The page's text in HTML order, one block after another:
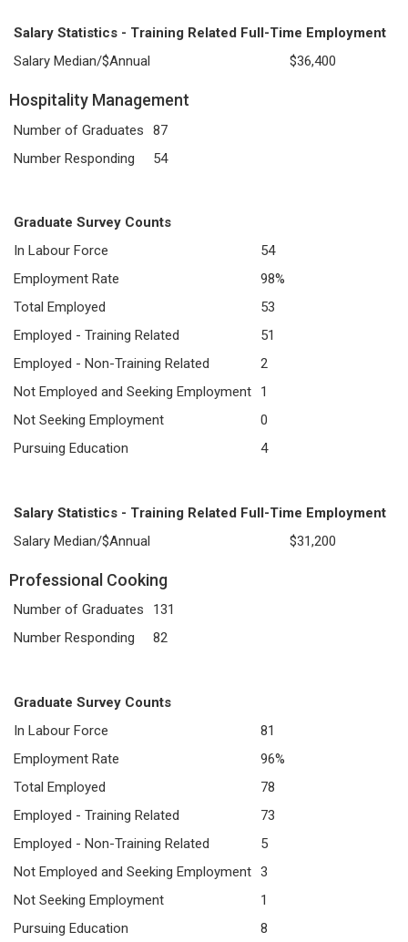
Salary Statistics - Training Related Full-Time Employment
Salary Median/$Annual
$36,400
Hospitality Management
Number of Graduates
87
Number Responding
54
Graduate Survey Counts
In Labour Force
54
Employment Rate
98%
Total Employed
53
Employed - Training Related
51
Employed - Non-Training Related
2
Not Employed and Seeking Employment
1
Not Seeking Employment
0
Pursuing Education
4
Salary Statistics - Training Related Full-Time Employment
Salary Median/$Annual
$31,200
Professional Cooking
Number of Graduates
131
Number Responding
82
Graduate Survey Counts
In Labour Force
81
Employment Rate
96%
Total Employed
78
Employed - Training Related
73
Employed - Non-Training Related
5
Not Employed and Seeking Employment 3
Not Seeking Employment
1
Pursuing Education
8